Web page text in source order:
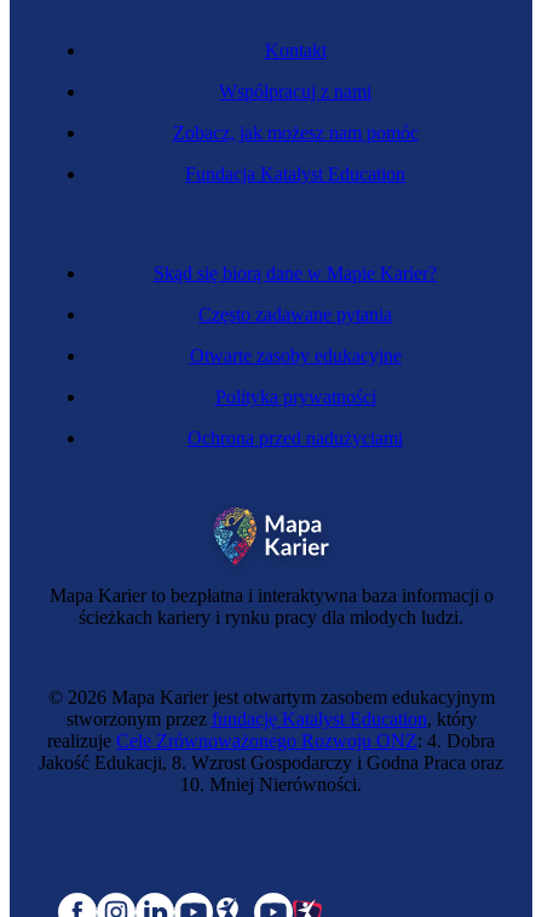
Mapa Karier to bezpłatna i interaktywna baza informacji o
ścieżkach kariery i rynku pracy dla młodych ludzi.
Skąd się biorą dane w Mapie Karier?
Często zadawane pytania
Otwarte zasoby edukacyjne
Polityka prywatności
Ochrona przed nadużyciami
Kontakt
Współpracuj z nami
Zobacz, jak możesz nam pomóc
Fundacja Katalyst Education
© 2026 Mapa Karier jest otwartym zasobem edukacyjnym
stworzonym przez fundację Katalyst Education, który
realizuje Cele Zrównoważonego Rozwoju ONZ: 4. Dobra
Jakość Edukacji, 8. Wzrost Gospodarczy i Godna Praca oraz
10. Mniej Nierówności.